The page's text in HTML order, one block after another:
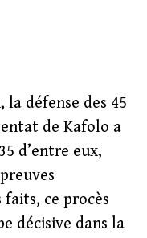
la défense des 45
de Kafolo a
d’entre eux,
faits, ce procès
décisive dans la